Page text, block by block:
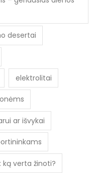
desertai
elektrolitai
ar išvykai
verta žinoti?